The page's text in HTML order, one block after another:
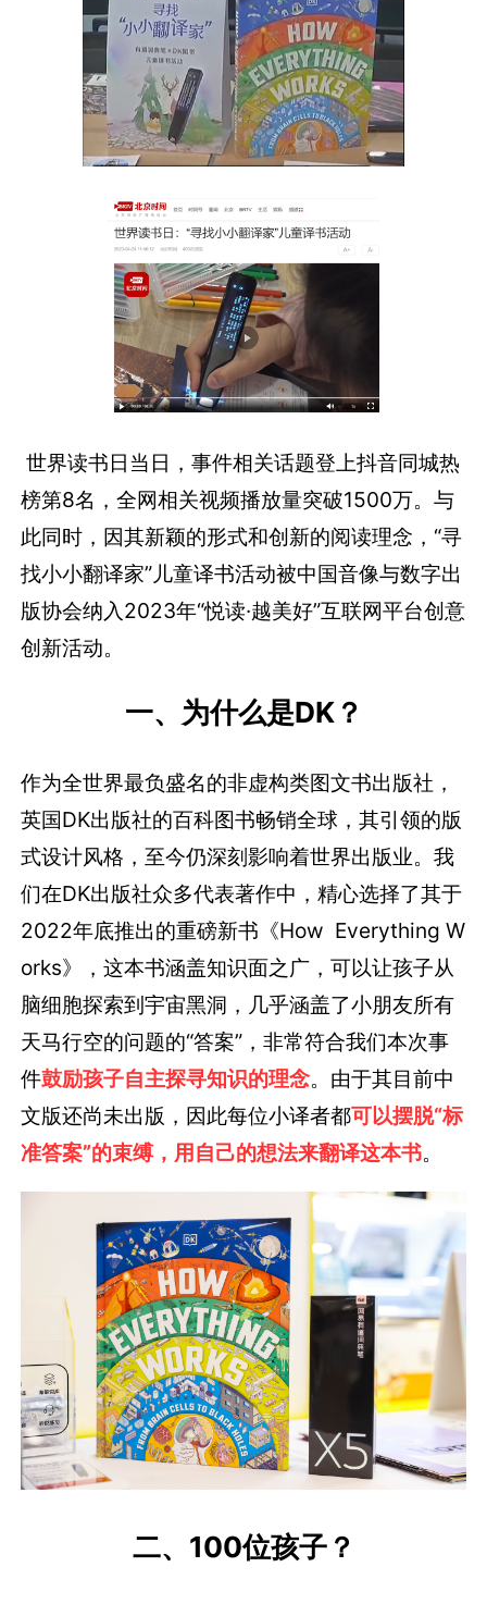
世界读书日当日，事件相关话题登上抖音同城热
榜第8名，全网相关视频播放量突破1500万。与
此同时，因其新颖的形式和创新的阅读理念，“寻
找小小翻译家”儿童译书活动被中国音像与数字出
版协会纳入2023年“悦读·越美好”互联网平台创意
创新活动。
一、为什么是DK？
作为全世界最负盛名的非虚构类图文书出版社，
英国DK出版社的百科图书畅销全球，其引领的版
式设计风格，至今仍深刻影响着世界出版业。我
们在DK出版社众多代表著作中，精心选择了其于
2022年底推出的重磅新书《How Everything W
orks》，这本书涵盖知识面之广，可以让孩子从
脑细胞探索到宇宙黑洞，几乎涵盖了小朋友所有
天马行空的问题的“答案”，非常符合我们本次事
件鼓励孩子自主探寻知识的理念。由于其目前中
文版还尚未出版，因此每位小译者都可以摆脱“标
准答案”的束缚，用自己的想法来翻译这本书。
二、100位孩子？